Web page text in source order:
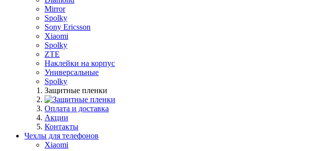
Mirror
Spolky
Sony Ericsson
Xiaomi
Spolky
ZTE
Наклейки на корпус
Универсальные
Spolky
Защитные пленки
Оплата и доставка
Акции
Контакты
Чехлы для телефонов
Xiaomi